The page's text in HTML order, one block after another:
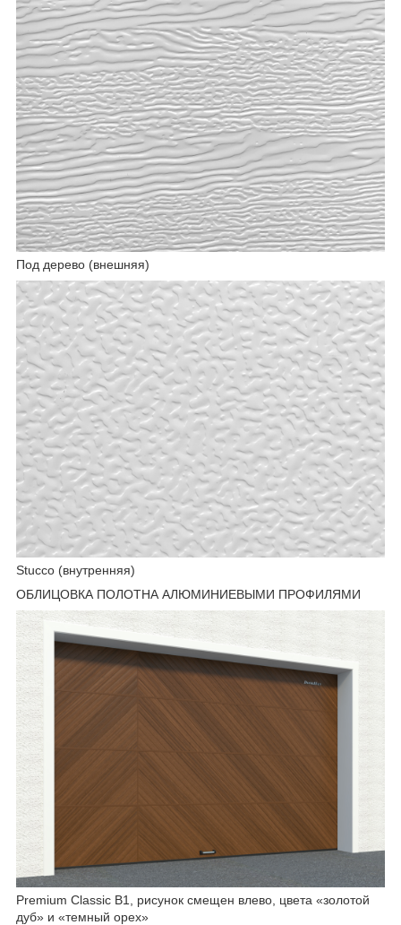
Под дерево (внешняя)
Stucco (внутренняя)
ОБЛИЦОВКА ПОЛОТНА АЛЮМИНИЕВЫМИ ПРОФИЛЯМИ
Premium Classic B1, рисунок смещен влево, цвета «золотой
дуб» и «темный орех»